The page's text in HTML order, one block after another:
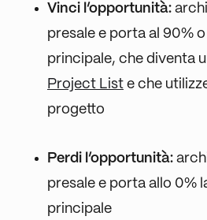
Vinci l’opportunità:
presale e porta al 90%
principale, che diventa
Project List e che
progetto
Perdi l’opportunità:
presale e porta allo 0%
principale